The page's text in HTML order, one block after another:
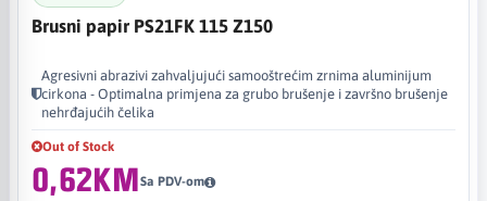
Brusni papir PS21FK 115 Z150
Agresivni abrazivi zahvaljujući samooštrećim zrnima aluminijum
cirkona - Optimalna primjena za grubo brušenje i završno brušenje
nehrđajućih čelika
Out of Stock
0,62KMSa PDV-om